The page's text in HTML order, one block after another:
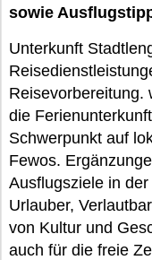
sowie
Unterkunft
Reisevorbereitung.
die
Schwerpunkt auf
Fewos.
Ausflugsziele in
Urlauber,
von Kultur und
auch für die freie